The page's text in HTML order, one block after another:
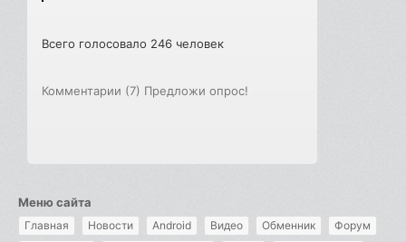
Всего голосовало 246 человек
Комментарии (7) Предложи опрос!
Меню сайта
Главная Новости Android Видео Обменник Форум